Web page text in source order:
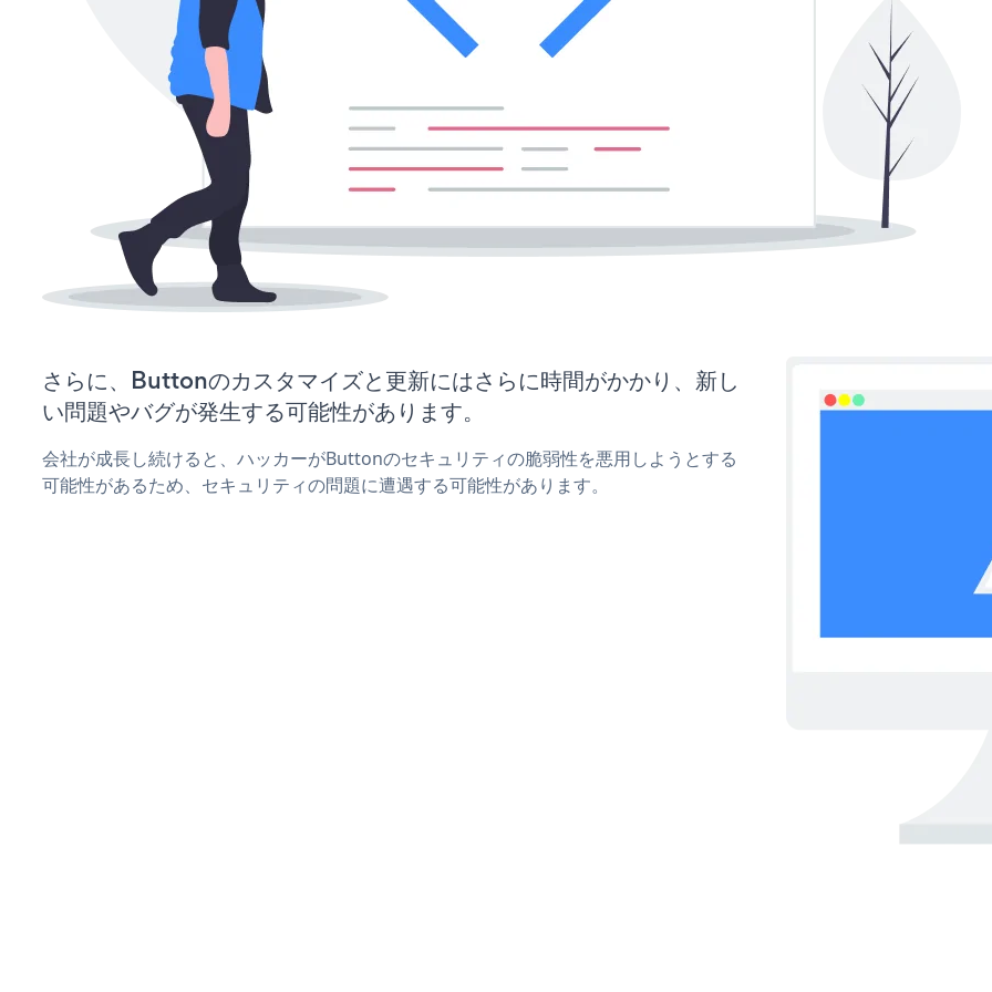
さらに、Buttonのカスタマイズと更新にはさらに時間がかかり、新し
い問題やバグが発生する可能性があります。
会社が成長し続けると、ハッカーがButtonのセキュリティの脆弱性を悪用しようとする
可能性があるため、セキュリティの問題に遭遇する可能性があります。